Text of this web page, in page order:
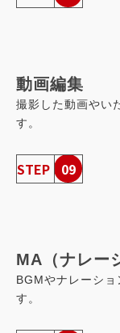
動画編集
撮影した動画やい
す。
STEP 09
MA（ナレー
BGMやナレーシ
す。